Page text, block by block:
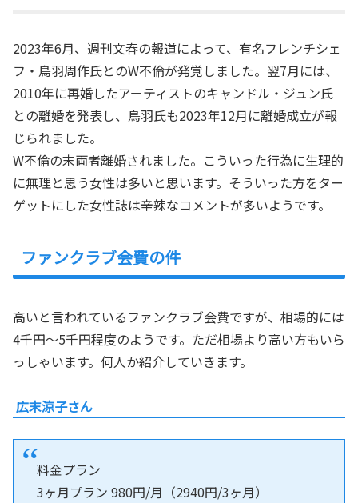
2023年6月、週刊文春の報道によって、有名フレンチシェ
フ・鳥羽周作氏とのW不倫が発覚しました。翌7月には、
2010年に再婚したアーティストのキャンドル・ジュン氏
との離婚を発表し、鳥羽氏も2023年12月に離婚成立が報
じられました。
W不倫の末両者離婚されました。こういった行為に生理的
に無理と思う女性は多いと思います。そういった方をター
ゲットにした女性誌は辛辣なコメントが多いようです。
ファンクラブ会費の件
高いと言われているファンクラブ会費ですが、相場的には
4千円～5千円程度のようです。ただ相場より高い方もいら
っしゃいます。何人か紹介していきます。
広末涼子さん
料金プラン
3ヶ月プラン 980円/月（2940円/3ヶ月）